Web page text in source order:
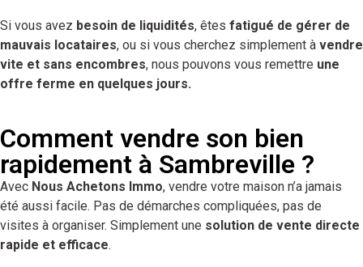
Si vous avez besoin de liquidités, êtes fatigué de gérer de
mauvais locataires, ou si vous cherchez simplement à vendre
vite et sans encombres, nous pouvons vous remettre une
offre ferme en quelques jours.
Comment vendre son bien
rapidement à Sambreville ?
Avec Nous Achetons Immo, vendre votre maison n’a jamais
été aussi facile. Pas de démarches compliquées, pas de
visites à organiser. Simplement une solution de vente directe
rapide et efficace.